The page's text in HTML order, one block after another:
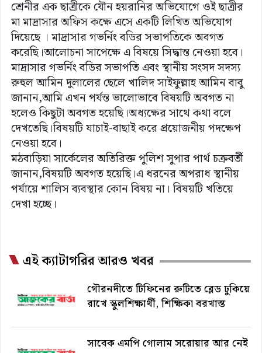
শ্রেনীর এক ছাত্রীকে যৌন হয়রানির অভিযোগে ওই ছাত্রীর
মা মাদ্রাসার অফিস কক্ষে এসে একটি লিখিত অভিযোগ
দিয়েছে । মাদ্রাসার গভর্নিং বডির সভাপতিকে অবগত
করেছি।আলোচনা সাপেক্ষে এ বিষয়ে সিদ্ধান্ত নেওয়া হবে।
মাদ্রাসার গভর্নিং বডির সভাপতি এবং স্থানীয় সংসদ সদস্য
রুহুল আমিন দুলালের ছেলে খালিদ সাইফুল্লাহ আমিন বাবু
জানান,আমি এখন পর্যন্ত ভালোভাবে বিষয়টি অবগত না
হলেও কিছুটা অবগত হয়েছি।অধ্যক্ষের সাথে কথা বলে
দেখতেছি।বিষয়টি যাচাই-বাছাই করে প্রয়োজনীয় পদক্ষেপ
নেওয়া হবে।
মঠবাড়িয়া সার্কেলের অতিরিক্ত পুলিশ সুপার পার্থ চক্রবর্তী
জানান,বিষয়টি অবগত হয়েছি।এ ধরনের অপরাধ স্থানীয়
পর্যায়ে শালিস ব্যবস্থার কোন বিষয় না। বিষয়টি খতিয়ে
দেখা হচ্ছে।
এই ক্যাটাগরির আরও খবর
গৌরনদীতে টিফিনের রুটিতে ব্লেড ঢুকিয়ে
রাখে স্কুলশিক্ষার্থী, শিক্ষিকা বরখাস্ত
সাবেক এমপি গোলাম সরোয়ার আর নেই